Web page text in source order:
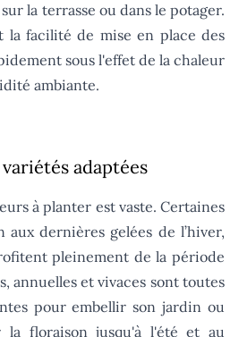
la terrasse ou dans le potager.
la facilité de mise en place des
sous l'effet de la chaleur
ambiante.
adaptées
à planter est vaste. Certaines
dernières gelées de l’hiver,
pleinement de la période
annuelles et vivaces sont toutes
pour embellir son jardin ou
la floraison jusqu'à l'été et au